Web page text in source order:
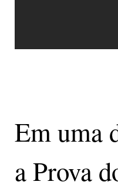
Em uma
a Prova